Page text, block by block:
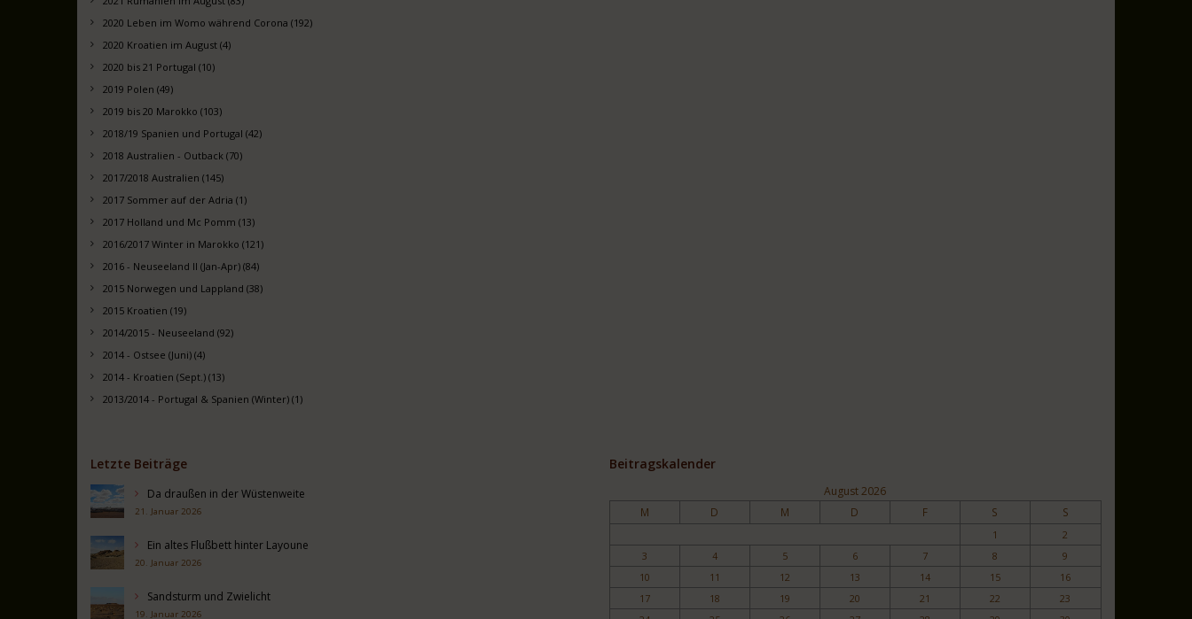
2020 Leben im Womo während Corona (192)
2020 Kroatien im August (4)
2020 bis 21 Portugal (10)
2019 Polen (49)
2019 bis 20 Marokko (103)
2018/19 Spanien und Portugal (42)
2018 Australien - Outback (70)
2017/2018 Australien (145)
2017 Sommer auf der Adria (1)
2017 Holland und Mc Pomm (13)
2016/2017 Winter in Marokko (121)
2016 - Neuseeland II (Jan-Apr) (84)
2015 Norwegen und Lappland (38)
2015 Kroatien (19)
2014/2015 - Neuseeland (92)
2014 - Ostsee (Juni) (4)
2014 - Kroatien (Sept.) (13)
2013/2014 - Portugal & Spanien (Winter) (1)
Letzte Beiträge
Da draußen in der Wüstenweite
21. Januar 2026
Ein altes Flußbett hinter Layoune
20. Januar 2026
Sandsturm und Zwielicht
19. Januar 2026
Beitragskalender
August 2026
M D M D F S S
1
2
3
4 5 6 7 8
9
10
11 12 13 14 15
16
17
18 19 20 21 22
23